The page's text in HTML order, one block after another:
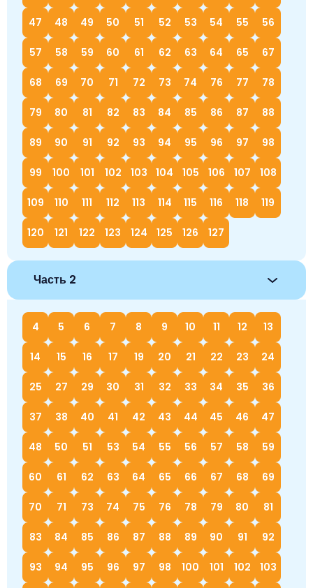
47 48 49 50 51 52 53 54 55 56
57 58 59 60 61 62 63 64 65 67
68 69 70 71 72 73 74 76 77 78
79 80 81 82 83 84 85 86 87 88
89 90 91 92 93 94 95 96 97 98
99 100 101 102 103 104 105 106 107 108
109 110 111 112 113 114 115 116 118 119
120 121 122 123 124 125 126 127
Часть 2
4 5 6 7 8 9 10 11 12 13
14 15 16 17 19 20 21 22 23 24
25 27 29 30 31 32 33 34 35 36
37 38 40 41 42 43 44 45 46 47
48 50 51 53 54 55 56 57 58 59
60 61 62 63 64 65 66 67 68 69
70 71 73 74 75 76 78 79 80 81
83 84 85 86 87 88 89 90 91 92
93 94 95 96 97 98 100 101 102 103